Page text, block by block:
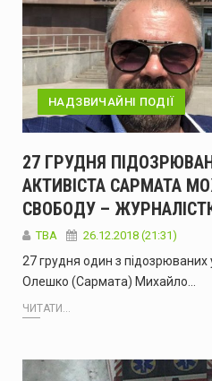
НАДЗВИЧАЙНІ ПОДІЇ
27 ГРУДНЯ
АКТИВІСТА САРМАТА
СВОБОДУ –
TBA 26.12.2018 (21:31)
27 грудня один з підозрюваних
Олешко (Сармата) Михайло…
ЧИТАТИ...